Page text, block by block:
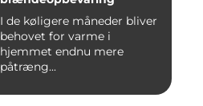
I de køligere måneder bliver
behovet for varme i
hjemmet endnu mere
påtræng...